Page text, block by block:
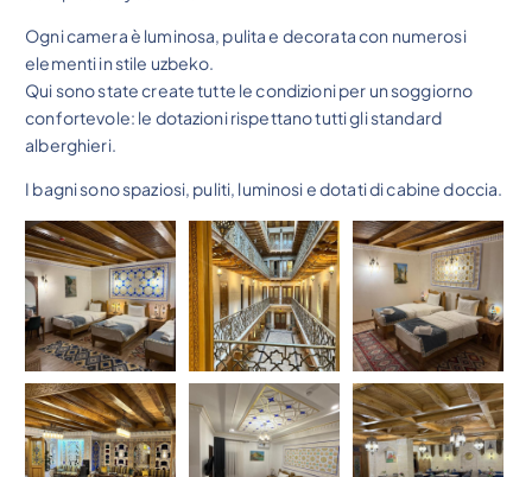
Ogni camera è luminosa, pulita e decorata con numerosi
elementi in stile uzbeko.
Qui sono state create tutte le condizioni per un soggiorno
confortevole: le dotazioni rispettano tutti gli standard
alberghieri.
I bagni sono spaziosi, puliti, luminosi e dotati di cabine doccia.